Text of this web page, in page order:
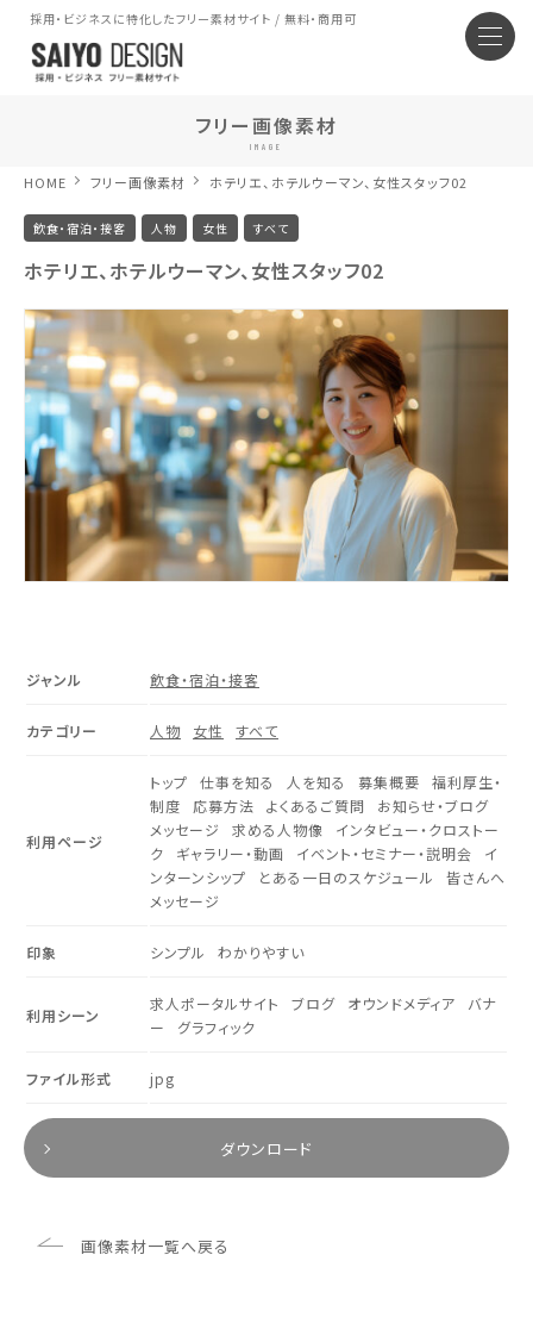
採用・ビジネスに特化したフリー素材サイト / 無料・商用可
フリー画像素材
IMAGE
HOME フリー画像素材 ホテリエ、ホテルウーマン、女性スタッフ02
飲食・宿泊・接客 人物 女性 すべて
ホテリエ、ホテルウーマン、女性スタッフ02
ジャンル 飲食・宿泊・接客
カテゴリー 人物 女性 すべて
利用ページ
トップ 仕事を知る 人を知る 募集概要
福利厚生・
制度
応募方法 よくあるご質問
お知らせ・ブログ
メッセージ
求める人物像
インタビュー・クロストー
ク
ギャラリー・動画 イベント・セミナー・説明会
イ
ンターンシップ
とある一日のスケジュール
皆さんへ
メッセージ
印象 シンプル わかりやすい
利用シーン
求人ポータルサイト ブログ オウンドメディア
バナ
ー
グラフィック
ファイル形式 jpg
ダウンロード
画像素材一覧へ戻る